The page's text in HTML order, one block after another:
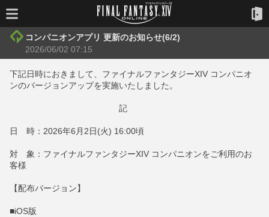
コンパニオンアプリ 更新のお知らせ(6/2)
2026/06/02 07:15
下記日時におきまして、ファイナルファンタジーXIV コンパニオ
ンのバージョンアップを実施いたしました。
記
日 時：2026年6月2日(火) 16:00頃
対 象：ファイナルファンタジーXIV コンパニオンをご利用のお
客様
【配布バージョン】
■iOS版